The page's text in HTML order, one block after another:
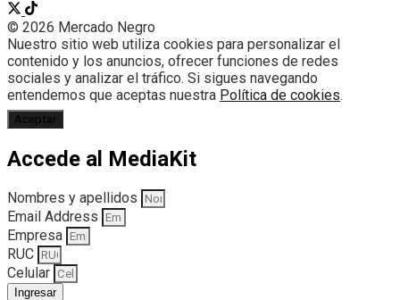
© 2026 Mercado Negro
Nuestro sitio web utiliza cookies para personalizar el
contenido y los anuncios, ofrecer funciones de redes
sociales y analizar el tráfico. Si sigues navegando
entendemos que aceptas nuestra Política de cookies.
Aceptar
Accede al MediaKit
Nombres y apellidos
Email Address
Empresa
RUC
Celular
Ingresar